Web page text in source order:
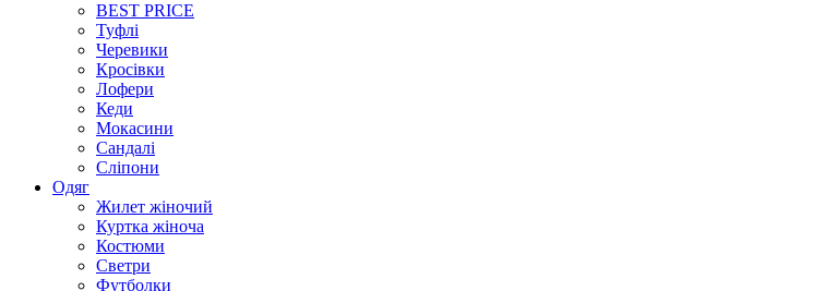
BEST PRICE
Туфлі
Черевики
Кросівки
Лофери
Кеди
Мокасини
Сандалі
Сліпони
Одяг
Жилет жіночий
Куртка жіноча
Костюми
Светри
Футболки